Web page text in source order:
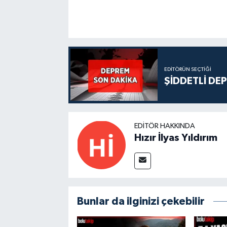
EDITÖRÜN SEÇTIĞI
ŞİDDETLİ
EDITÖR HAKKINDA
Hızır İlyas Yıldırım
Bunlar da ilginizi çekebilir